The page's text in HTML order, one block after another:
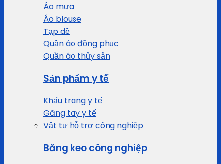
Áo mưa
Áo blouse
Tạp dề
Quần áo đồng phục
Quần áo thủy sản
Sản phẩm y tế
Khẩu trang y tế
Găng tay y tế
Vật tư hỗ trợ công nghiệp
Băng keo công nghiệp